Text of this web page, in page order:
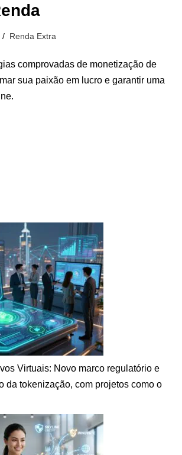
Renda Extra
comprovadas de monetização de
sua paixão em lucro e garantir uma
Virtuais: Novo marco regulatório e
da tokenização, com projetos como o